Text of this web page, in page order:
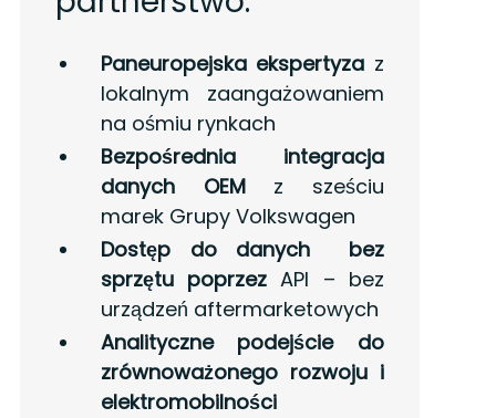
Paneuropejska ekspertyza z
lokalnym zaangażowaniem
na ośmiu rynkach
Bezpośrednia integracja
danych OEMz sześciu
marek Grupy Volkswagen
Dostęp do danych bez
sprzętu poprzez API – bez
urządzeń aftermarketowych
Analityczne podejście do
zrównoważonego rozwoju i
elektromobilności